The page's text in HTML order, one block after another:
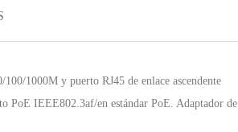
1000M y puerto RJ45 de enlace ascendente
PoE IEEE802.3af/en estándar PoE. Adaptador de